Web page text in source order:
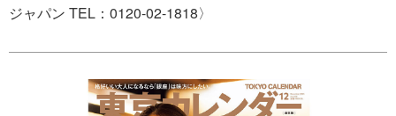
ジャパン TEL：0120-02-1818〉